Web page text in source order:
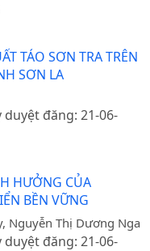
TÁO SƠN TRA TRÊN
SƠN LA
duyệt đăng: 21-06-
HƯỞNG CỦA
BỀN VỮNG
Nguyễn Thị Dương Nga
duyệt đăng: 21-06-